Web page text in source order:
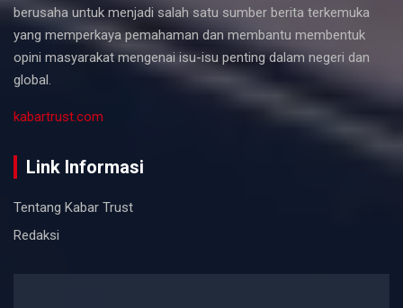
berusaha untuk menjadi salah satu sumber berita terkemuka
yang memperkaya pemahaman dan membantu membentuk
opini masyarakat mengenai isu-isu penting dalam negeri dan
global.
kabartrust.com
Link Informasi
Tentang Kabar Trust
Redaksi